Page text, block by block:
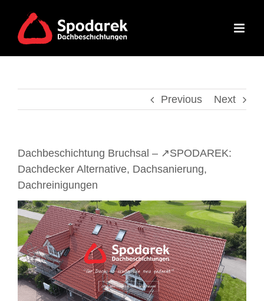
content
Previous Next
Dachbeschichtung Bruchsal – ↗️SPODAREK:
Dachdecker Alternative, Dachsanierung,
Dachreinigungen